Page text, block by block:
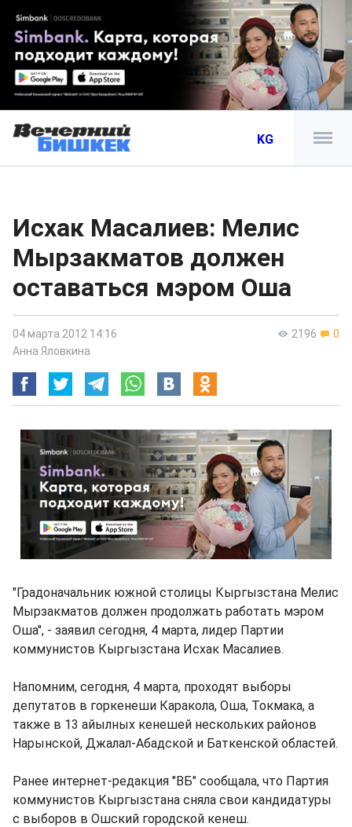
KG
Исхак Масалиев: Мелис
Мырзакматов должен
оставаться мэром Оша
2196 0
04 марта 2012 14:16
Анна Яловкина
"Градоначальник южной столицы Кыргызстана Мелис
Мырзакматов должен продолжать работать мэром
Оша", - заявил сегодня, 4 марта, лидер Партии
коммунистов Кыргызстана Исхак Масалиев.
Напомним, сегодня, 4 марта, проходят выборы
депутатов в горкенеши Каракола, Оша, Токмака, а
также в 13 айылных кенешей нескольких районов
Нарынской, Джалал-Абадской и Баткенской областей.
Ранее интернет-редакция "ВБ" сообщала, что Партия
коммунистов Кыргызстана сняла свои кандидатуры
с выборов в Ошский городской кенеш.